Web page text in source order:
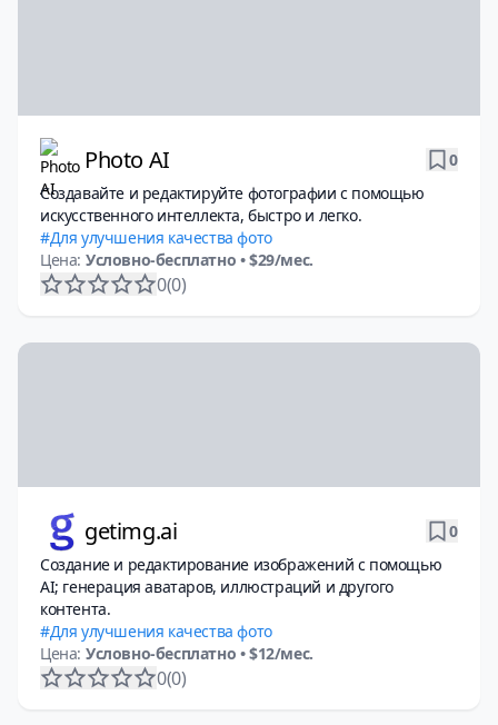
Photo AI
0
Создавайте и редактируйте фотографии с помощью
искусственного интеллекта, быстро и легко.
Для улучшения качества фото
Цена: Условно-бесплатно • $29/мес.
0(0)
getimg.ai
0
Создание и редактирование изображений с помощью
AI; генерация аватаров, иллюстраций и другого
контента.
Для улучшения качества фото
Цена: Условно-бесплатно • $12/мес.
0(0)